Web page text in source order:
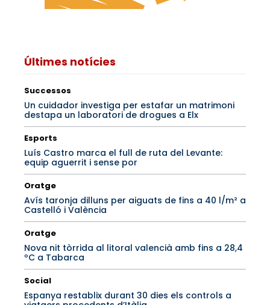
Últimes notícies
Successos
Un cuidador investiga per estafar un matrimoni
destapa un laboratori de drogues a Elx
Esports
Luís Castro marca el full de ruta del Levante:
equip aguerrit i sense por
Oratge
Avís taronja dilluns per aiguats de fins a 40 l/m² a
Castelló i València
Oratge
Nova nit tòrrida al litoral valencià amb fins a 28,4
ºC a Tabarca
Social
Espanya restablix durant 30 dies els controls a